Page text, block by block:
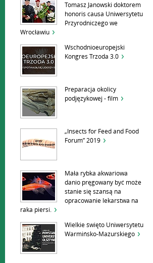
Tomasz Janowski doktorem
honoris causa Uniwersytetu
Przyrodniczego we
Wrocławiu
Wschodnioeuropejski
Kongres Trzoda 3.0
Preparacja okolicy
podjęzykowej - film
„Insects for Feed and Food
Forum” 2019
Mała rybka akwariowa
danio pręgowany być może
stanie się szansą na
opracowanie lekarstwa na
raka piersi.
Wielkie święto Uniwersytetu
Warmińsko-Mazurskiego